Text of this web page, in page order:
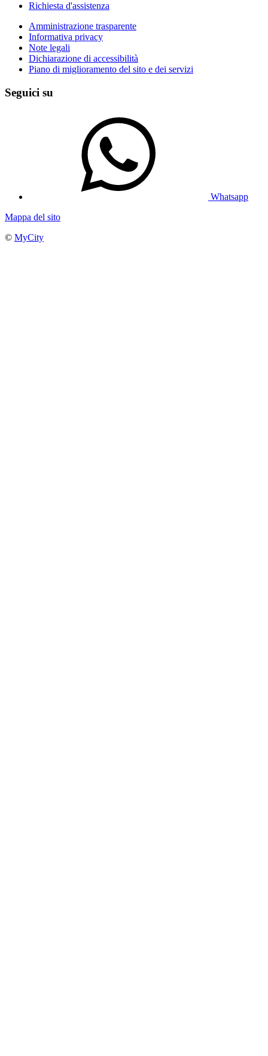
Richiesta d'assistenza
Amministrazione trasparente
Informativa privacy
Note legali
Dichiarazione di accessibilità
Piano di miglioramento del sito e dei servizi
Seguici su
Whatsapp
Mappa del sito
© MyCity